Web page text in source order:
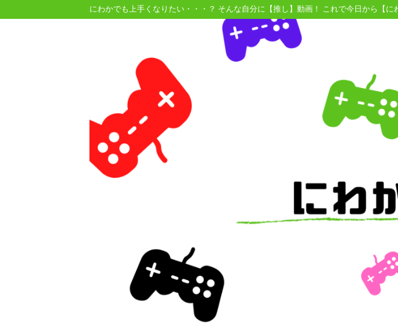
にわかでも上手くなりたい・・・？ そんな自分に【推し】動画！ これで今日から【に